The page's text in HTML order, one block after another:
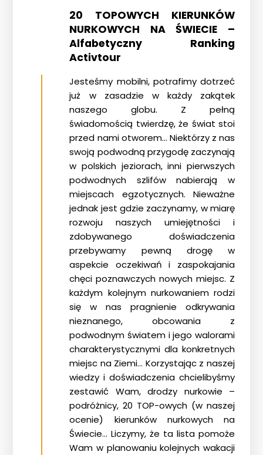
20 TOPOWYCH KIERUNKÓW
NURKOWYCH NA ŚWIECIE –
Alfabetyczny Ranking
Activtour
Jesteśmy mobilni, potrafimy dotrzeć
już w zasadzie w każdy zakątek
naszego globu. Z pełną
świadomością twierdzę, że świat stoi
przed nami otworem… Niektórzy z nas
swoją podwodną przygodę zaczynają
w polskich jeziorach, inni pierwszych
podwodnych szlifów nabierają w
miejscach egzotycznych. Nieważne
jednak jest gdzie zaczynamy, w miarę
rozwoju naszych umiejętności i
zdobywanego doświadczenia
przebywamy pewną drogę w
aspekcie oczekiwań i zaspokajania
chęci poznawczych nowych miejsc. Z
każdym kolejnym nurkowaniem rodzi
się w nas pragnienie odkrywania
nieznanego, obcowania z
podwodnym światem i jego walorami
charakterystycznymi dla konkretnych
miejsc na Ziemi… Korzystając z naszej
wiedzy i doświadczenia chcielibyśmy
zestawić Wam, drodzy nurkowie –
podróżnicy, 20 TOP-owych (w naszej
ocenie) kierunków nurkowych na
Świecie… Liczymy, że ta lista pomoże
Wam w planowaniu kolejnych wakacji